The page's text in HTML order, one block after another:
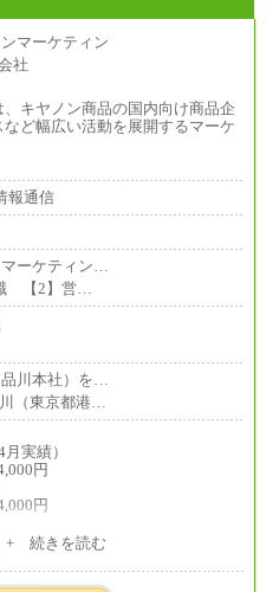
キヤノン商品の国内向け商品企
ど幅広い活動を展開するマーケ
報通信
マーケティン…
【2】営…
川本社）を…
（東京都港…
実績）
円
円
350,000円
+ 続きを読む